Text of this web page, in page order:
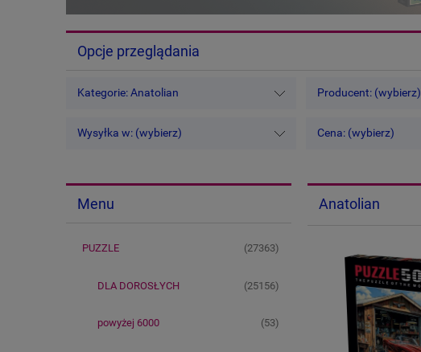
Opcje przeglądania
Kategorie: Anatolian Producent: (wybierz)
Wysyłka w: (wybierz) Cena: (wybierz)
Menu
PUZZLE (27363)
DLA DOROSŁYCH (25156)
powyżej 6000 (53)
Anatolian